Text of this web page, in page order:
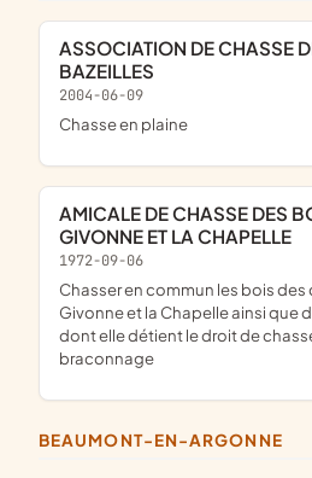
ASSOCIATION DE CHASSE DE PLAINE DE
BAZEILLES
2004-06-09
chasse en plaine
AMICALE DE CHASSE DES BOIS DE DAIGNY, DE
GIVONNE ET LA CHAPELLE
1972-09-06
chasser en commun les bois des communes de Daigny,
Givonne et la Chapelle ainsi que
dont elle détient le droit de
braconnage
BEAUMONT-EN-ARGONNE